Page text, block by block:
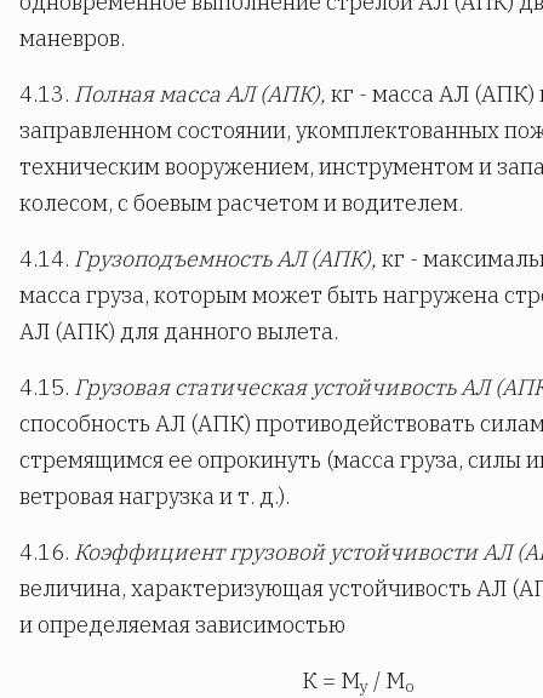
маневров.
4.13. Полная масса АЛ (АПК), кг - масса АЛ (АПК)
заправленном состоянии, укомплектованных
техническим вооружением, инструментом и
колесом, с боевым расчетом и водителем.
4.14. Грузоподъемность АЛ (АПК), кг -
масса груза, которым может быть нагружена
АЛ (АПК) для данного вылета.
4.15. Грузовая статическая устойчивость АЛ
способность АЛ (АПК) противодействовать
стремящимся ее опрокинуть (масса груза, силы
ветровая нагрузка и т. д.).
4.16. Коэффициент грузовой устойчивости АЛ
величина, характеризующая устойчивость АЛ
и определяемая зависимостью
К = Му/ Мo